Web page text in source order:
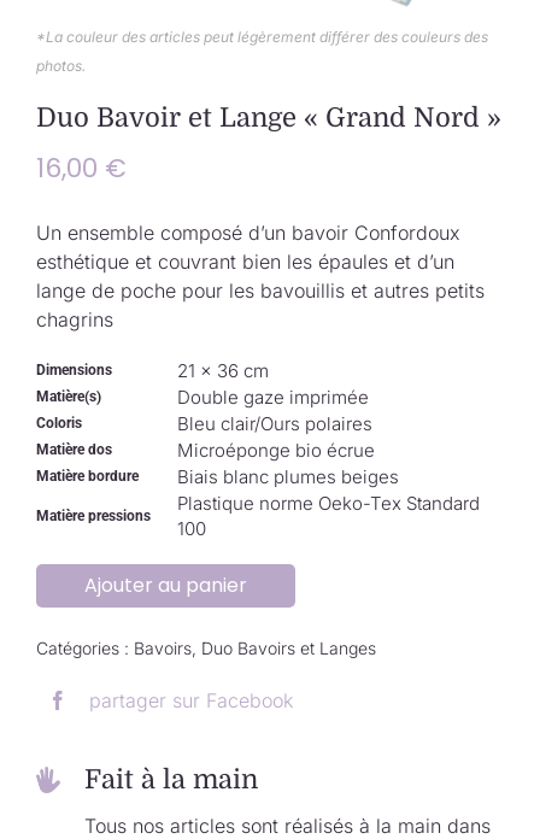
Panier
*La couleur des articles peut légèrement différer des couleurs des
photos.
Duo Bavoir et Lange « Grand Nord »
16,00 €
Un ensemble composé d’un bavoir Confordoux
esthétique et couvrant bien les épaules et d’un
lange de poche pour les bavouillis et autres petits
chagrins
Dimensions 21 × 36 cm
Matière(s) Double gaze imprimée
Coloris Bleu clair/Ours polaires
Matière dos Microéponge bio écrue
Matière bordure Biais blanc plumes beiges
Matière pressions
Plastique norme Oeko-Tex Standard
100
Ajouter au panier
Catégories : Bavoirs, Duo Bavoirs et Langes
partager sur Facebook
Fait à la main
Tous nos articles sont réalisés à la main dans